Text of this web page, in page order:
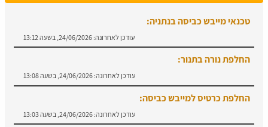
טכנאי מייבש כביסה בנתניה:
עודכן לאחרונה: 24/06/2026, בשעה 13:12
החלפת נורה בתנור:
עודכן לאחרונה: 24/06/2026, בשעה 13:08
החלפת כרטיס למייבש כביסה:
עודכן לאחרונה: 24/06/2026, בשעה 13:03